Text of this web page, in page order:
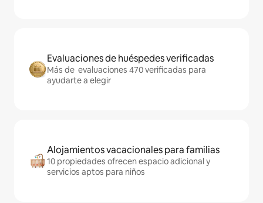
Evaluaciones de huéspedes verificadas
Más de evaluaciones 470 verificadas para
ayudarte a elegir
Alojamientos vacacionales para familias
10 propiedades ofrecen espacio adicional y
servicios aptos para niños